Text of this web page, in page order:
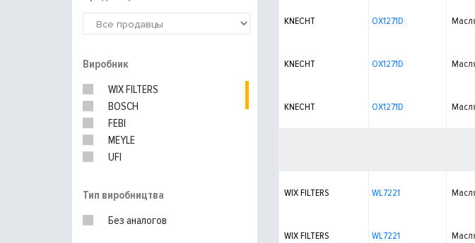
Виробник
WIX FILTERS
BOSCH
FEBI
MEYLE
UFI
MANN-FILTER
Тип виробництва
Без аналогов
KNECHT OX1271D
KNECHT OX1271D
KNECHT OX1271D
WIX FILTERS WL7221
WIX FILTERS WL7221